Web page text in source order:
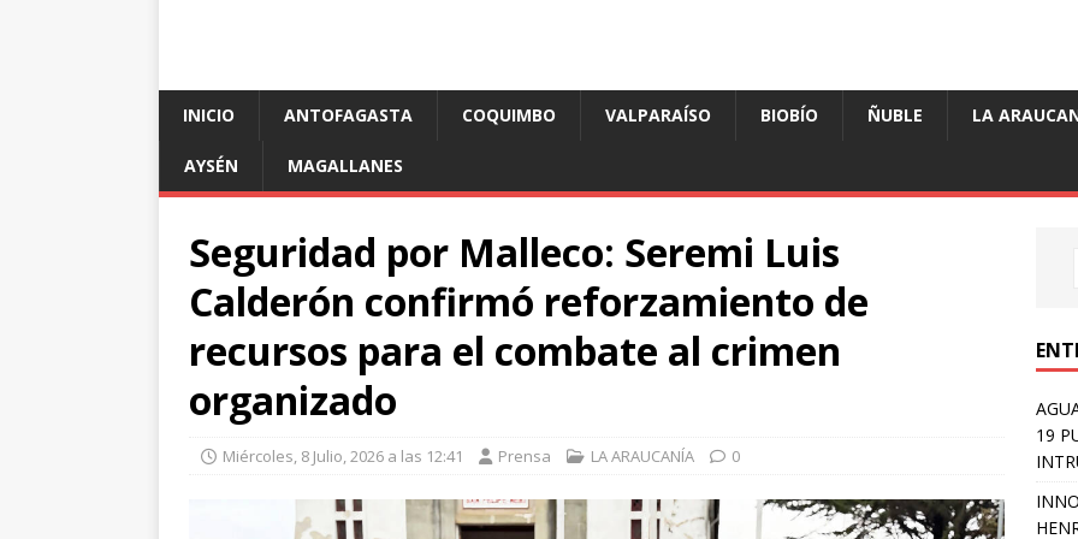
INICIO ANTOFAGASTA COQUIMBO VALPARAÍSO BIOBÍO ÑUBLE LA
AYSÉN MAGALLANES
Seguridad por Malleco: Seremi Luis
Calderón confirmó reforzamiento de
recursos para el combate al crimen
organizado
Miércoles, 8 Julio, 2026 a las 12:41 Prensa LA ARAUCANÍA 0
19